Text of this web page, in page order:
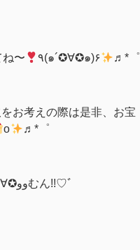
ね〜 ٩(๑´✪∀✪๑)۶ ♬*゜
お考えの際は是非、お宝
o ♬*゜
(๑✪∀✪ووむん!!♡ﾞ